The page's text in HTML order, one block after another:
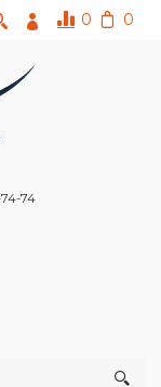
0 0
74-74